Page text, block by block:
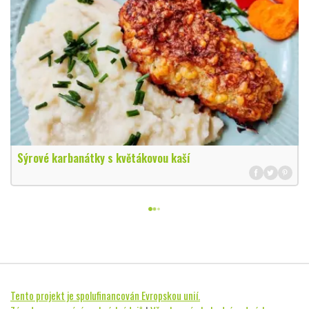
Sýrové karbanátky s květákovou kaší
Tento projekt je spolufinancován Evropskou unií.